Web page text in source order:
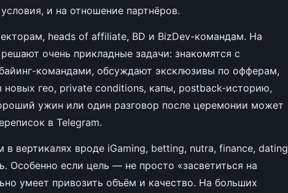
и на отношение партнёров.
heads of affiliate, BD и BizDev-командам. На
очень прикладные задачи: знакомятся с
командами, обсуждают эксклюзивы по офферам,
новых гео, private conditions, капы, postback-историю,
ужин или один разговор после церемонии может
в Telegram.
в вертикалях вроде iGaming, betting, nutra, finance, dating
Особенно если цель — не просто «засветиться на
умеет привозить объём и качество. На больших